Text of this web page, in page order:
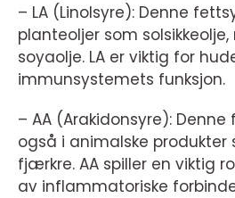
– LA (Linolsyre): Denne
planteoljer som
soyaolje. LA er viktig for
immunsystemets funksjon.
– AA (Arakidonsyre):
også i animalske produkter
fjærkre. AA spiller en viktig
av inflammatoriske